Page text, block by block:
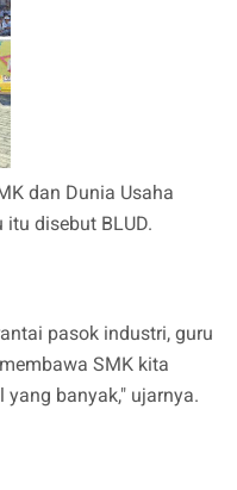
dan Dunia Usaha
disebut BLUD.
pasok industri, guru
SMK kita
banyak," ujarnya.